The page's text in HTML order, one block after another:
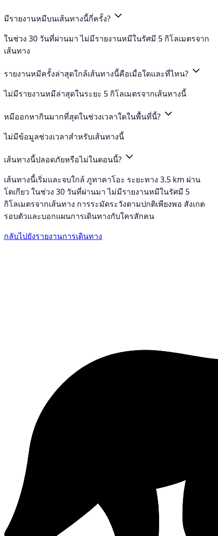
มีรายงานหมีบนเส้นทางนี้กี่ครั้ง?
ในช่วง 30 วันที่ผ่านมา ไม่มีรายงานหมีในรัศมี 5 กิโลเมตรจาก
เส้นทาง
รายงานหมีครั้งล่าสุดใกล้เส้นทางนี้คือเมื่อใดและที่ไหน?
ไม่มีรายงานหมีล่าสุดในระยะ 5 กิโลเมตรจากเส้นทางนี้
หมีออกหากินมากที่สุดในช่วงเวลาใดในพื้นที่นี้?
ไม่มีข้อมูลช่วงเวลาสำหรับเส้นทางนี้
เส้นทางนี้ปลอดภัยหรือไม่ในตอนนี้?
เส้นทางนี้เริ่มและจบใกล้ ภูทาคาโอะ ระยะทาง 3.5 km ผ่าน
โตเกียว ในช่วง 30 วันที่ผ่านมา ไม่มีรายงานหมีในรัศมี 5
กิโลเมตรจากเส้นทาง การระมัดระวังตามปกติเพียงพอ สังเกต
รอบตัวและบอกแผนการเดินทางกับใครสักคน
กลับไปยังรายงานการเดินทาง